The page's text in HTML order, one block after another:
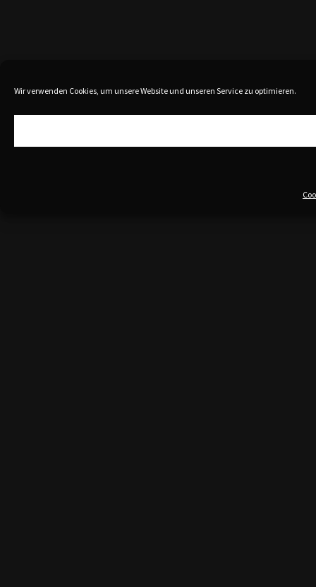
Wir verwenden Cookies, um unsere Website und unseren Service zu optimieren.